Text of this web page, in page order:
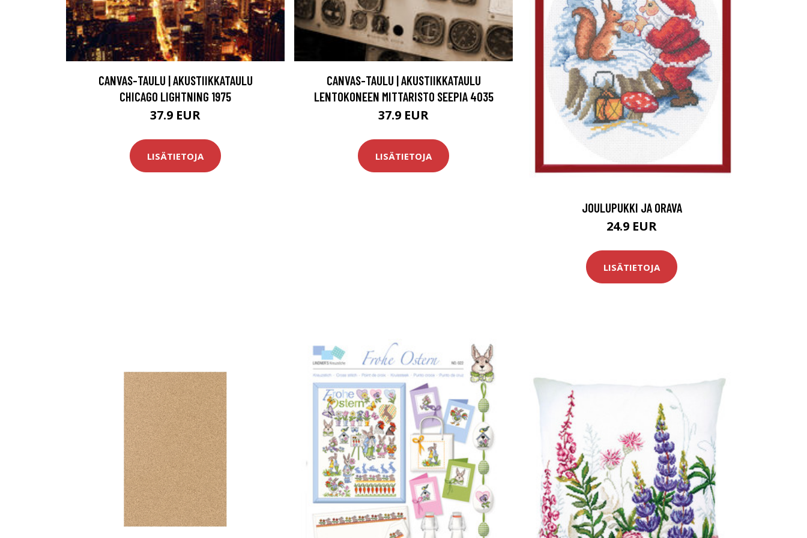
CANVAS-TAULU | AKUSTIIKKATAULU
CHICAGO LIGHTNING 1975
37.9 EUR
LISÄTIETOJA
CANVAS-TAULU | AKUSTIIKKATAULU
LENTOKONEEN MITTARISTO SEEPIA 4035
37.9 EUR
LISÄTIETOJA
JOULUPUKKI JA ORAVA
24.9 EUR
LISÄTIETOJA